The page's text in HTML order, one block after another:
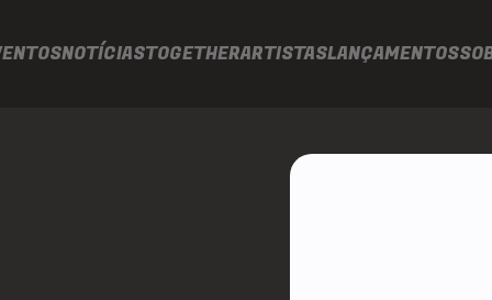
NOTÍCIASTOGETHERARTISTASLANÇAMENTOS